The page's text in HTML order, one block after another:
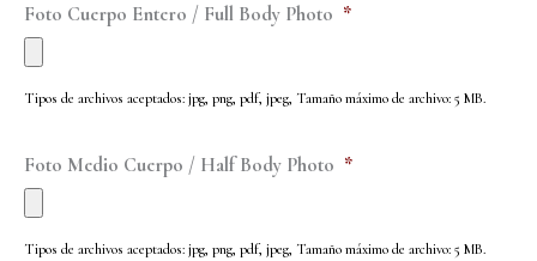
Foto Cuerpo Entero / Full Body Photo *
Tipos de archivos aceptados: jpg, png, pdf, jpeg, Tamaño máximo de archivo: 5 MB.
Foto Medio Cuerpo / Half Body Photo *
Tipos de archivos aceptados: jpg, png, pdf, jpeg, Tamaño máximo de archivo: 5 MB.